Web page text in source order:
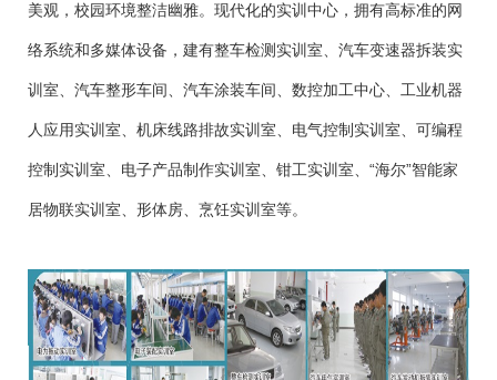
美观，校园环境整洁幽雅。现代化的实训中心，拥有高标准的网
络系统和多媒体设备，建有整车检测实训室、汽车变速器拆装实
训室、汽车整形车间、汽车涂装车间、数控加工中心、工业机器
人应用实训室、机床线路排故实训室、电气控制实训室、可编程
控制实训室、电子产品制作实训室、钳工实训室、“海尔”智能家
居物联实训室、形体房、烹饪实训室等。